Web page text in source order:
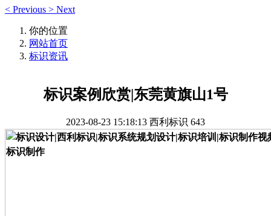
< Previous > Next
你的位置
网站首页
标识资讯
标识案例欣赏|东莞黄旗山1号
2023-08-23 15:18:13 西利标识 643